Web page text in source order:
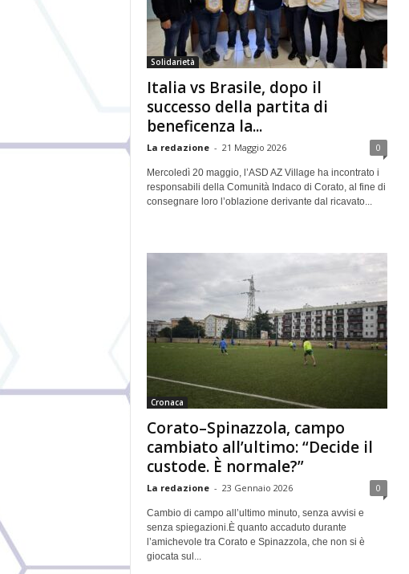
Solidarietà
Italia vs Brasile, dopo il
successo della partita di
beneficenza la...
La redazione - 21 Maggio 2026 0
Mercoledì 20 maggio, l’ASD AZ Village ha incontrato i
responsabili della Comunità Indaco di Corato, al fine di
consegnare loro l’oblazione derivante dal ricavato...
Cronaca
Corato–Spinazzola, campo
cambiato all’ultimo: “Decide il
custode. È normale?”
La redazione - 23 Gennaio 2026 0
Cambio di campo all’ultimo minuto, senza avvisi e
senza spiegazioni.È quanto accaduto durante
l’amichevole tra Corato e Spinazzola, che non si è
giocata sul...